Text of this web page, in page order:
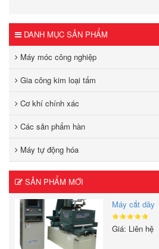
cầu mở rộng sản
DANH MỤC SẢN PHẨM
Máy móc công nghiệp
Gia công kim loại tấm
Cơ khí chính xác
Các sản phẩm hàn
Máy tự động hóa
SẢN PHẨM MỚI
Máy cắt dây
Giá: Liên hệ